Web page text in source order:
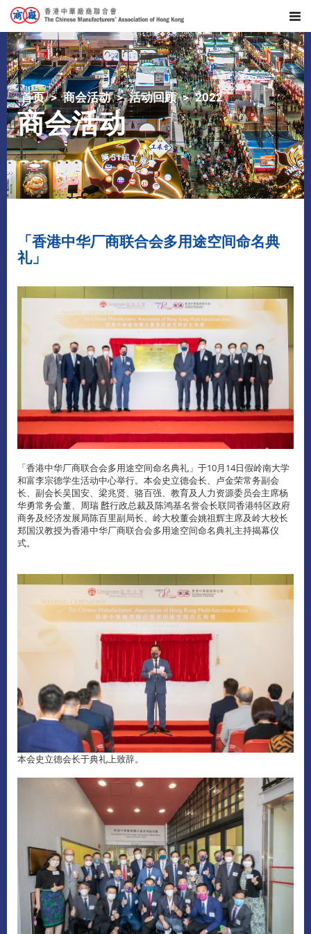
首页 商会活动 活动回顾 2022
商会活动
「香港中华厂商联合会多用途空间命名典
礼」
「香港中华厂商联合会多用途空间命名典礼」于10月14日假岭南大学
和富李宗德学生活动中心举行。本会史立德会长、卢金荣常务副会
长、副会长吴国安、梁兆贤、骆百强、教育及人力资源委员会主席杨
华勇常务会董、周瑞 𪊟行政总裁及陈鸿基名誉会长联同香港特区政府
商务及经济发展局陈百里副局长、岭大校董会姚祖辉主席及岭大校长
郑国汉教授为香港中华厂商联合会多用途空间命名典礼主持揭幕仪
式。
本会史立德会长于典礼上致辞。